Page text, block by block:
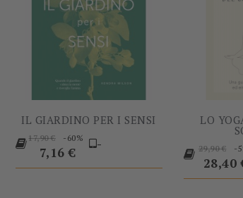
IL GIARDINO PER I SENSI
Prezzo
base
17,90 € -60%
Prezzo
7,16 € -
LO
Prezzo
base
29,90 € -
28,40